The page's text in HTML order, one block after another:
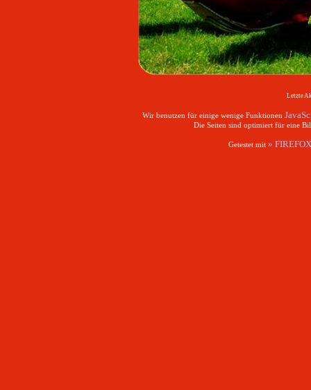
Letzte
Wir benutzen für einige wenige Funktionen
Die Seiten sind optimiert für eine
Getestet mit »